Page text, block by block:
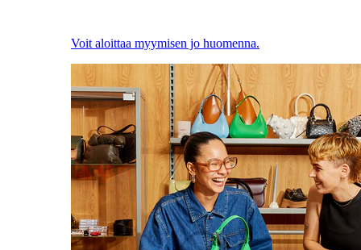
Voit aloittaa myymisen jo huomenna.